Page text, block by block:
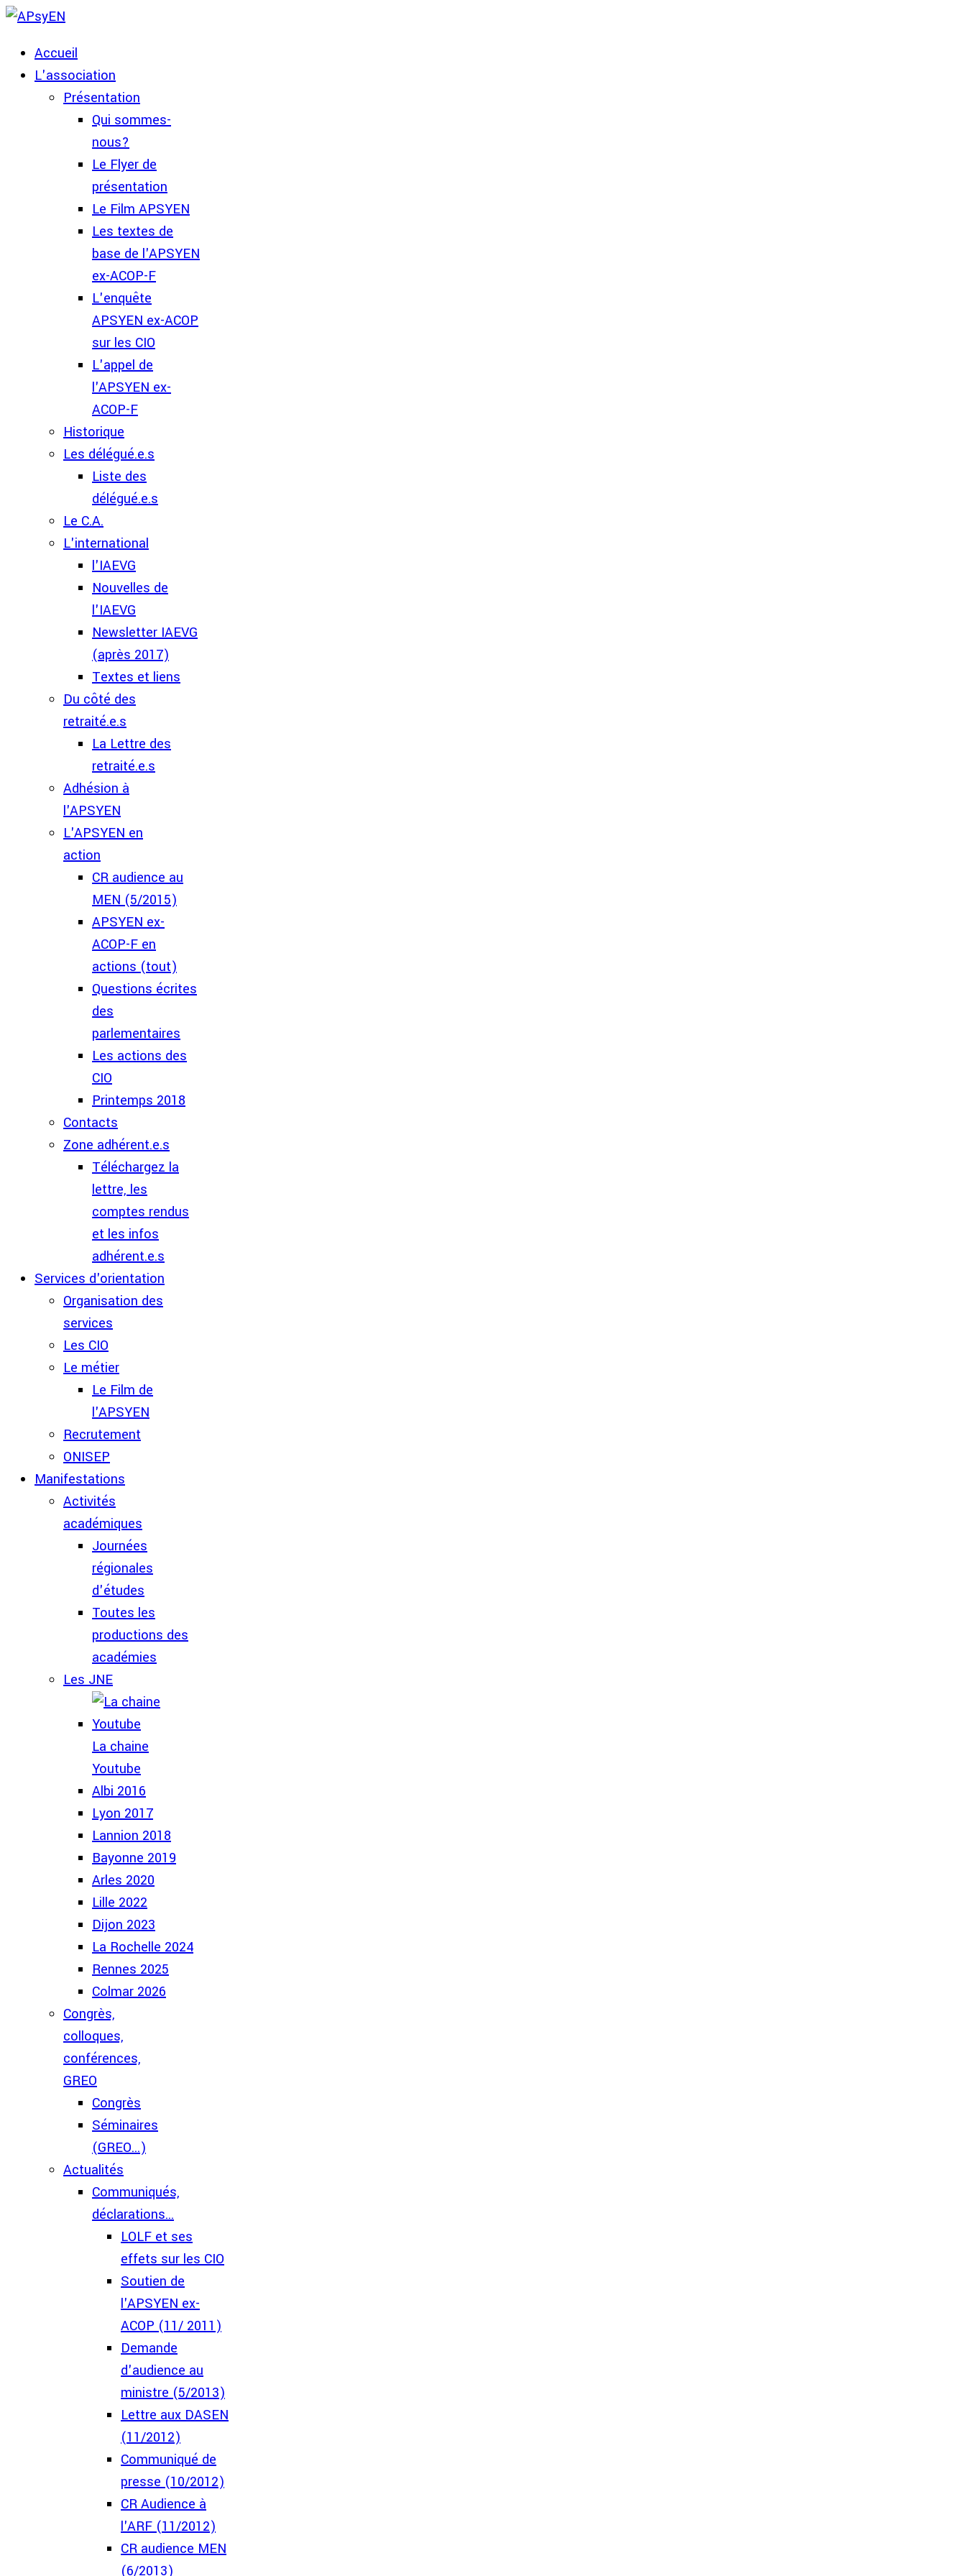
Accueil
L'association
Présentation
Qui sommes-
nous?
Le Flyer de
présentation
Le Film APSYEN
Les textes de
base de l'APSYEN
ex-ACOP-F
L'enquête
APSYEN ex-ACOP
sur les CIO
L'appel de
l'APSYEN ex-
ACOP-F
Historique
Les délégué.e.s
Liste des
délégué.e.s
Le C.A.
L'international
l'IAEVG
Nouvelles de
l'IAEVG
Newsletter IAEVG
(après 2017)
Textes et liens
Du côté des
retraité.e.s
La Lettre des
retraité.e.s
Adhésion à
l'APSYEN
L'APSYEN en
action
CR audience au
MEN (5/2015)
APSYEN ex-
ACOP-F en
actions (tout)
Questions écrites
des
parlementaires
Les actions des
CIO
Printemps 2018
Contacts
Zone adhérent.e.s
Téléchargez la
lettre, les
comptes rendus
et les infos
adhérent.e.s
Services d'orientation
Organisation des
services
Les CIO
Le métier
Le Film de
l'APSYEN
Recrutement
ONISEP
Manifestations
Activités
académiques
Journées
régionales
d'études
Toutes les
productions des
académies
Les JNE
La chaine
Youtube
Albi 2016
Lyon 2017
Lannion 2018
Bayonne 2019
Arles 2020
Lille 2022
Dijon 2023
La Rochelle 2024
Rennes 2025
Colmar 2026
Congrès,
colloques,
conférences,
GREO
Congrès
Séminaires
(GREO...)
Actualités
Communiqués,
déclarations...
LOLF et ses
effets sur les CIO
Soutien de
l'APSYEN ex-
ACOP (11/ 2011)
Demande
d'audience au
ministre (5/2013)
Lettre aux DASEN
(11/2012)
Communiqué de
presse (10/2012)
CR Audience à
l'ARF (11/2012)
CR audience MEN
(6/2013)